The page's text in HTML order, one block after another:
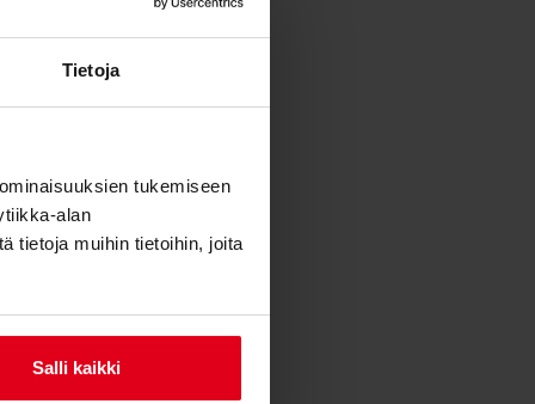
Tietoja
tukemiseen
alan
tietoja muihin tietoihin, joita
Salli kaikki